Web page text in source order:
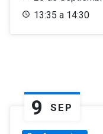
13:35 a 14:30
9 SEP